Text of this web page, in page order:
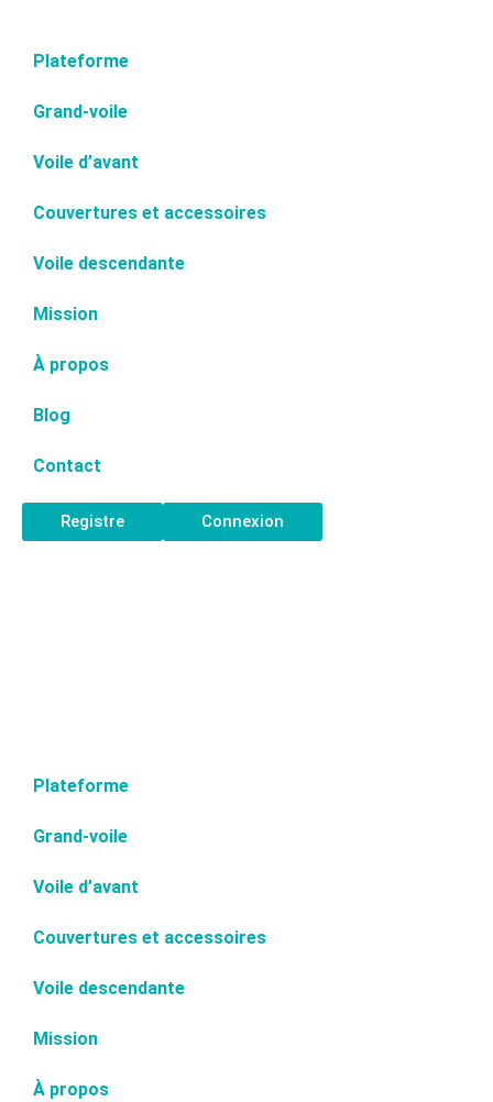
Plateforme
Grand-voile
Voile d’avant
Couvertures et accessoires
Voile descendante
Mission
À propos
Blog
Contact
Registre Connexion
Plateforme
Grand-voile
Voile d’avant
Couvertures et accessoires
Voile descendante
Mission
À propos